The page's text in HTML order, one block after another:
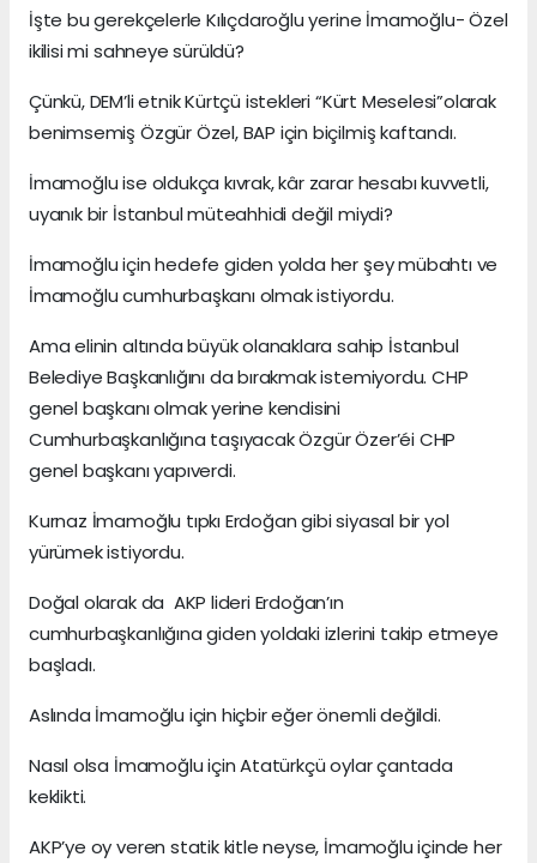
İşte bu gerekçelerle Kılıçdaroğlu yerine İmamoğlu- Özel
ikilisi mi sahneye sürüldü?
Çünkü, DEM’li etnik Kürtçü istekleri “Kürt Meselesi”olarak
benimsemiş Özgür Özel, BAP için biçilmiş kaftandı.
İmamoğlu ise oldukça kıvrak, kâr zarar hesabı kuvvetli,
uyanık bir İstanbul müteahhidi değil miydi?
İmamoğlu için hedefe giden yolda her şey mübahtı ve
İmamoğlu cumhurbaşkanı olmak istiyordu.
Ama elinin altında büyük olanaklara sahip İstanbul
Belediye Başkanlığını da bırakmak istemiyordu. CHP
genel başkanı olmak yerine kendisini
Cumhurbaşkanlığına taşıyacak Özgür Özer’éi CHP
genel başkanı yapıverdi.
Kurnaz İmamoğlu tıpkı Erdoğan gibi siyasal bir yol
yürümek istiyordu.
Doğal olarak da AKP lideri Erdoğan’ın
cumhurbaşkanlığına giden yoldaki izlerini takip etmeye
başladı.
Aslında İmamoğlu için hiçbir eğer önemli değildi.
Nasıl olsa İmamoğlu için Atatürkçü oylar çantada
keklikti.
AKP’ye oy veren statik kitle neyse, İmamoğlu içinde her